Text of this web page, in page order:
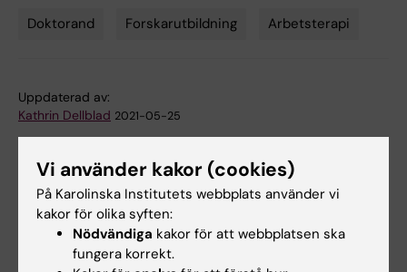
Doktorand Forskarutbildning Arbetsterapi
Uppdaterad av:
Kathrin Dellblad 2021-05-25
Relaterade artiklar
Vi använder kakor (cookies)
På Karolinska Institutets webbplats använder vi
kakor för olika syften:
Nödvändiga kakor för att webbplatsen ska
fungera korrekt.